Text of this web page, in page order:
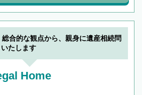
総合的な観点から、親身に遺産相続問
たします
Home